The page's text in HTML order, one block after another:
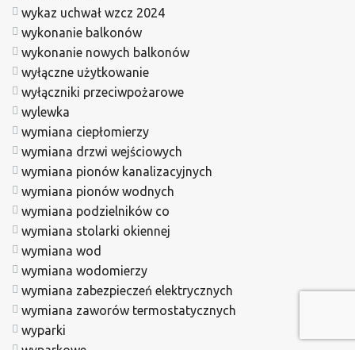
wykaz uchwał wzcz 2024
wykonanie balkonów
wykonanie nowych balkonów
wyłączne użytkowanie
wyłączniki przeciwpożarowe
wylewka
wymiana ciepłomierzy
wymiana drzwi wejściowych
wymiana pionów kanalizacyjnych
wymiana pionów wodnych
wymiana podzielników co
wymiana stolarki okiennej
wymiana wod
wymiana wodomierzy
wymiana zabezpieczeń elektrycznych
wymiana zaworów termostatycznych
wyparki